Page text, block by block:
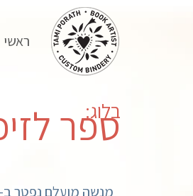
ראשי
בלוג:
ספר